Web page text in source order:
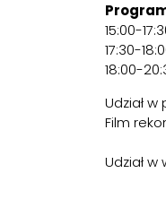
15:00-
17:30-
18:00-
Udział
Film
Udział